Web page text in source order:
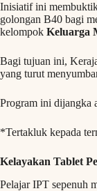
Inisiatif ini
golongan B40 bagi
kelompok Keluarga
Bagi tujuan ini,
yang turut
Program ini dijangka
*Tertakluk kepada
Kelayakan Tablet
Pelajar IPT sepenuh